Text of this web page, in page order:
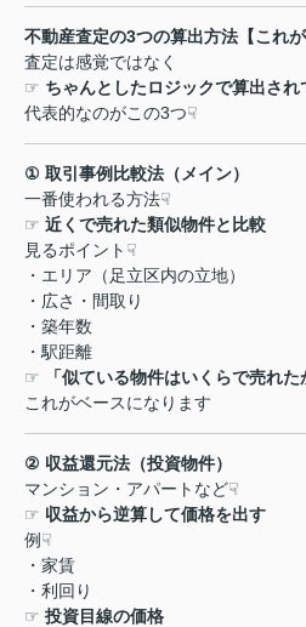
不動産査定の3つの算出方法【これが
査定は感覚ではなく
☞ ちゃんとしたロジックで算出され
代表的なのがこの3つ☟
① 取引事例比較法（メイン）
一番使われる方法☟
☞ 近くで売れた類似物件と比較
見るポイント ☟
・エリア（足立区内の立地）
・広さ・間取り
・築年数
・駅距離
☞
「似ている物件はいくらで売れた
これがベースになります
② 収益還元法（投資物件）
マンション・アパートなど☟
☞ 収益から逆算して価格を出す
例 ☟
・家賃
・利回り
☞ 投資目線の価格